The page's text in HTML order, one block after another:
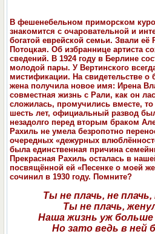
В фешенебельном приморском
знакомится с очаровательной и
богатой еврейской семьи. Звали её
Потоцкая. Об избраннице артиста
сведений. В 1924 году в Берлине
молодой пары. У Вертинского
мистификации. На свидетельстве о
жена получила новое имя: Ирена
совместная жизнь с Рали, как он
сложилась, промучились вместе, то
шесть лет, официальный развод
незадолго перед вторым браком
Рахиль не умела безропотно
очередных «дежурных
была единственная причина
Прекрасная Рахиль осталась в
посвящённой ей «Песенке о моей
сочинил в 1930 году. Помните?
Ты не плачь, не плачь,
Ты не плачь,
Наша жизнь уж больше
Но зато ведь в ней